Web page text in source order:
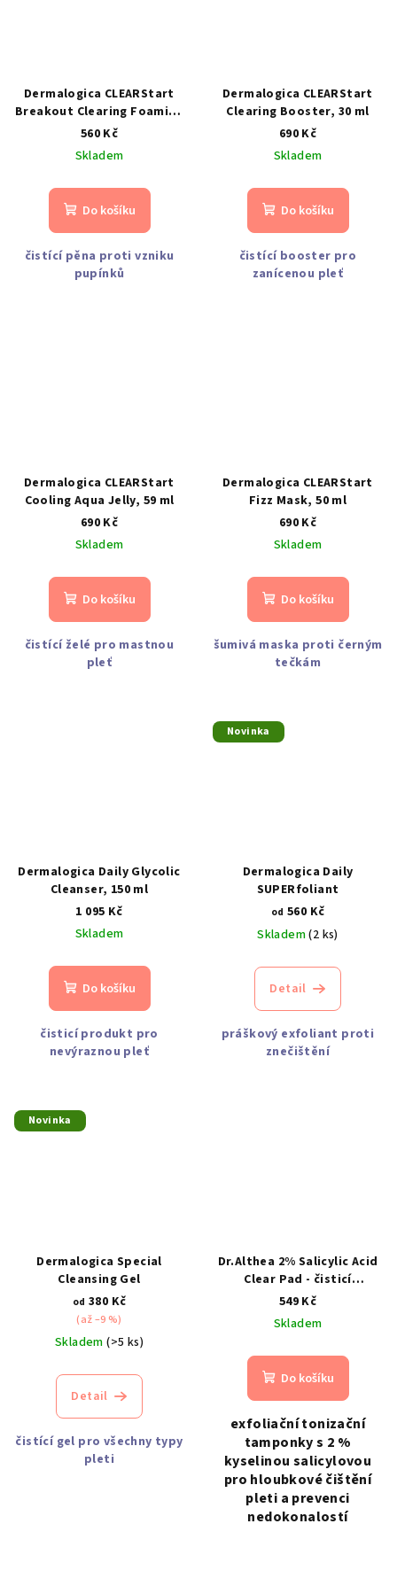
Dermalogica CLEARStart
Breakout Clearing Foaming
Wash, 177 ml
560 Kč
Skladem
Do košíku
čistící pěna proti vzniku
pupínků
Dermalogica CLEARStart
Clearing Booster, 30 ml
690 Kč
Skladem
Do košíku
čistící booster pro
zanícenou pleť
Dermalogica CLEARStart
Cooling Aqua Jelly, 59 ml
690 Kč
Skladem
Do košíku
čistící želé pro mastnou
pleť
Dermalogica CLEARStart
Fizz Mask, 50 ml
690 Kč
Skladem
Do košíku
šumivá maska proti černým
tečkám
Dermalogica Daily Glycolic
Cleanser, 150 ml
1 095 Kč
Skladem
Do košíku
čisticí produkt pro
nevýraznou pleť
Novinka
Dermalogica Daily
SUPERfoliant
od 560 Kč
Skladem(2 ks)
Detail
práškový exfoliant proti
znečištění
Novinka
Dermalogica Special
Cleansing Gel
od 380 Kč
(až –9 %)
Skladem(>5 ks)
Detail
čistící gel pro všechny typy
pleti
Dr.Althea 2% Salicylic Acid
Clear Pad - čisticí
tamponky s kyselinou
salicylovou
549 Kč
Skladem
Do košíku
exfoliační tonizační
tamponky s 2 %
kyselinou salicylovou
pro hloubkové čištění
pleti a prevenci
nedokonalostí